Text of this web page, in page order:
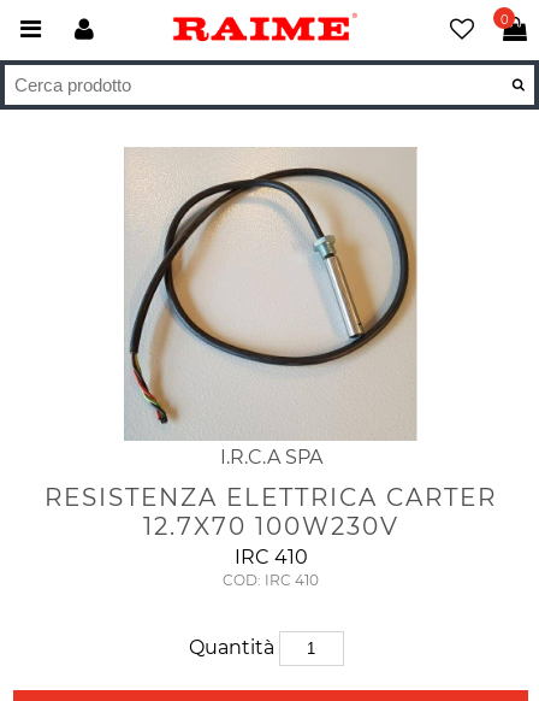
0
I.R.C.A SPA
RESISTENZA ELETTRICA CARTER
12.7X70 100W230V
IRC 410
COD: IRC 410
Quantità